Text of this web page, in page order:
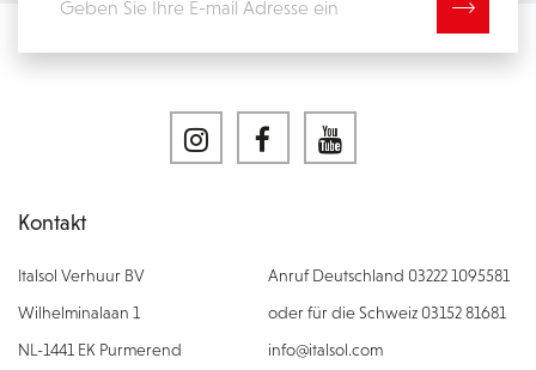
Kontakt
Italsol Verhuur BV
Wilhelminalaan 1
NL-1441 EK Purmerend
Anruf Deutschland 03222 1095581
oder für die Schweiz 03152 81681
info@italsol.com